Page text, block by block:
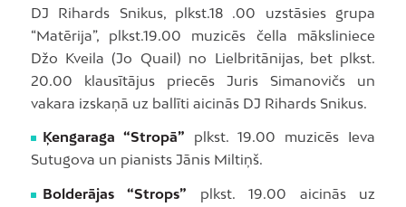
DJ Rihards Snikus, plkst.18 .00 uzstāsies grupa
“Matērija”, plkst.19.00 muzicēs čella māksliniece
Džo Kveila (Jo Quail) no Lielbritānijas, bet plkst.
20.00 klausītājus priecēs Juris Simanovičs un
vakara izskaņā uz ballīti aicinās DJ Rihards Snikus.
Ķengaraga “Stropā” plkst. 19.00 muzicēs Ieva
Sutugova un pianists Jānis Miltiņš.
Bolderājas “Strops” plkst. 19.00 aicinās uz